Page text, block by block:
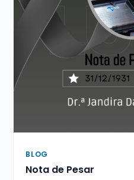
BLOG
Nota de Pesar